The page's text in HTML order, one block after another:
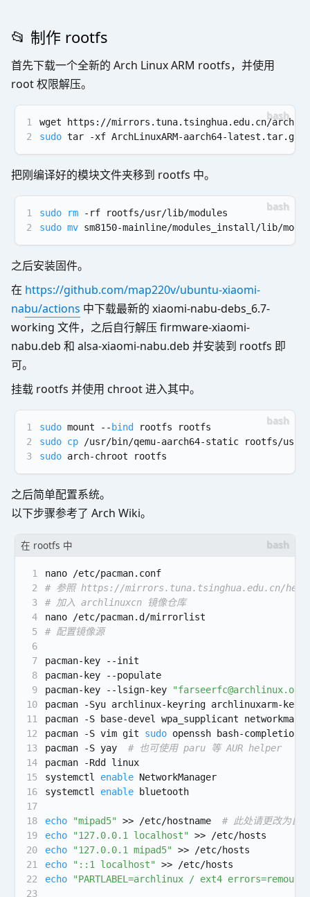
📂 制作 rootfs
首先下载一个全新的 Arch Linux ARM rootfs，并使用
root 权限解压。
1
2
wget https://mirrors.tuna.tsinghua.edu.cn/
sudo tar -xf ArchLinuxARM-aarch64-latest.tar.gz
把刚编译好的模块文件夹移到 rootfs 中。
1
2
sudo rm -rf rootfs/usr/lib/modules
sudo mv sm8150-mainline/modules_install/lib/
之后安装固件。
在 https://github.com/map220v/ubuntu-xiaomi-
nabu/actions 中下载最新的 xiaomi-nabu-debs_6.7-
working 文件，之后自行解压 firmware-xiaomi-
nabu.deb 和 alsa-xiaomi-nabu.deb 并安装到 rootfs 即
可。
挂载 rootfs 并使用 chroot 进入其中。
1
2
3
sudo mount -- bind
rootfs rootfs
sudo cp /usr/bin/qemu-aarch64-static rootfs/usr/
sudo arch-chroot rootfs
之后简单配置系统。
以下步骤参考了 Arch Wiki。
在 rootfs 中
1
2
3
4
5
6
7
8
9
10
11
12
13
14
15
16
17
18
19
20
21
22
23
nano /etc/pacman.conf
# 参照 https://mirrors.tuna.tsinghua.edu.cn/
# 加入 archlinuxcn 镜像仓库
nano /etc/pacman.d/mirrorlist
# 配置镜像源
pacman-key --init
pacman-key --populate
pacman-key --lsign-key
pacman -Syu archlinux-keyring archlinuxarm-
pacman -S base-devel wpa_supplicant
pacman -S vim git sudo openssh bash-completion
pacman -S yay # 也可使用 paru 等 AUR helper
pacman -Rdd linux
systemctl enable NetworkManager
systemctl enable bluetooth
echo "mipad5" >> /etc/hostname # 此处请更改为自
echo
"127.0.0.1 localhost" >> /etc/hosts
echo
"127.0.0.1 mipad5" >> /etc/hosts
echo
"::1 localhost" >> /etc/hosts
echo
"PARTLABEL=archlinux / ext4